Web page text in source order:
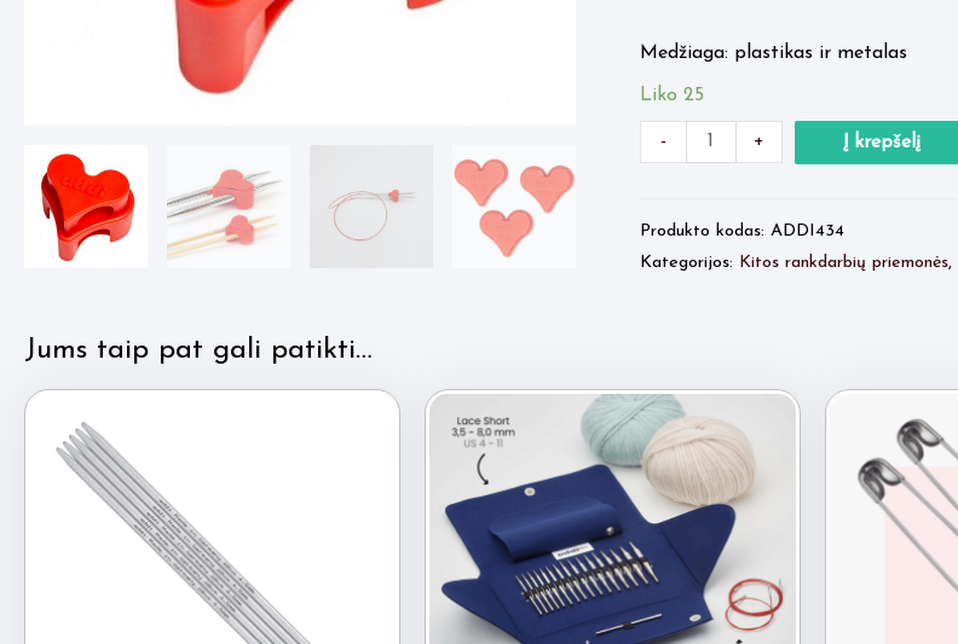
Medžiaga: plastikas ir metalas
Liko 25
-
produkto
ToGo
širdelė
+ Į krepšelį
Produkto kodas: ADDI434
Kategorijos: Kitos rankdarbių priemonės,
Jums taip pat gali patikti…